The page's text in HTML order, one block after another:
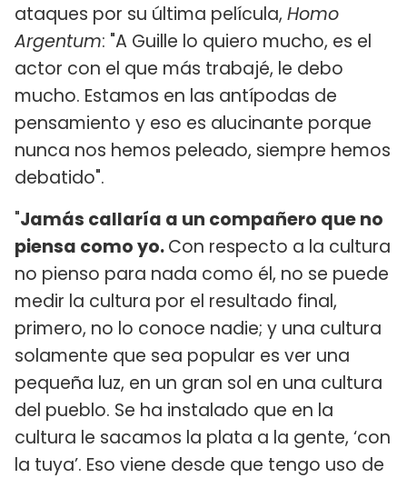
ataques por su última película, Homo
Argentum: "A Guille lo quiero mucho, es el
actor con el que más trabajé, le debo
mucho. Estamos en las antípodas de
pensamiento y eso es alucinante porque
nunca nos hemos peleado, siempre hemos
debatido".
"Jamás callaría a un compañero que no
piensa como yo.Con respecto a la cultura
no pienso para nada como él, no se puede
medir la cultura por el resultado final,
primero, no lo conoce nadie; y una cultura
solamente que sea popular es ver una
pequeña luz, en un gran sol en una cultura
del pueblo. Se ha instalado que en la
cultura le sacamos la plata a la gente, ‘con
la tuya’. Eso viene desde que tengo uso de